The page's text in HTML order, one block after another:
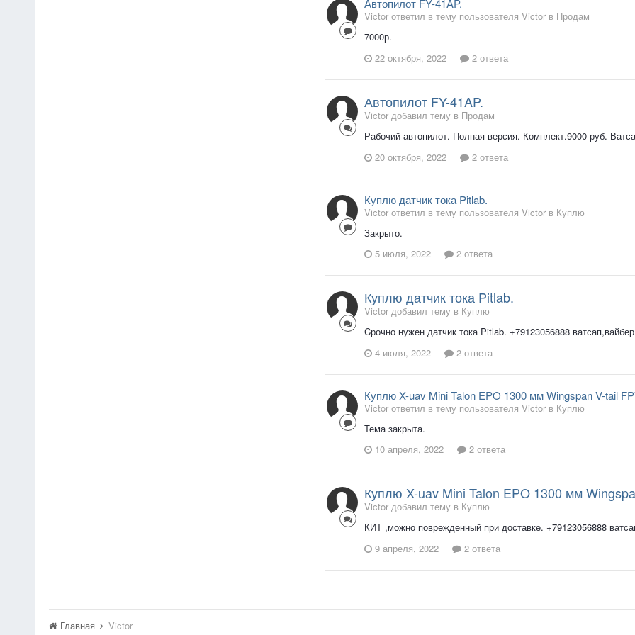
Автопилот FY-41AP.
Victor ответил в тему пользователя Victor в Продам
7000р.
22 октября, 2022
2 ответа
Автопилот FY-41AP.
Victor добавил тему в Продам
Рабочий автопилот. Полная версия. Комплект.9000 руб.
20 октября, 2022
2 ответа
Куплю датчик тока Pitlab.
Victor ответил в тему пользователя Victor в Куплю
Закрыто.
5 июля, 2022
2 ответа
Куплю датчик тока Pitlab.
Victor добавил тему в Куплю
Cрочно нужен датчик тока Pitlab. +79123056888
4 июля, 2022
2 ответа
Куплю X-uav Mini Talon EPO 1300 мм Wingspan V-tail
Victor ответил в тему пользователя Victor в Куплю
Тема закрыта.
10 апреля, 2022
2 ответа
Куплю X-uav Mini Talon EPO 1300 мм
Victor добавил тему в Куплю
КИТ ,можно поврежденный при доставке. +79123056888
9 апреля, 2022
2 ответа
Главная Victor